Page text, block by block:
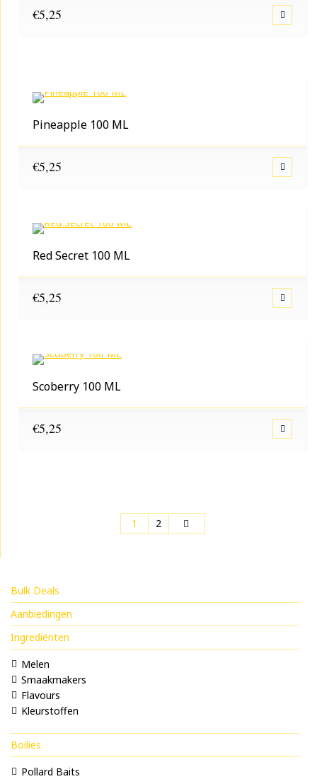
€5,25
Pineapple 100 ML
€5,25
Red Secret 100 ML
€5,25
Scoberry 100 ML
€5,25
1 2
Bulk Deals
Aanbiedingen
Ingrediënten
Melen
Smaakmakers
Flavours
Kleurstoffen
Boilies
Pollard Baits